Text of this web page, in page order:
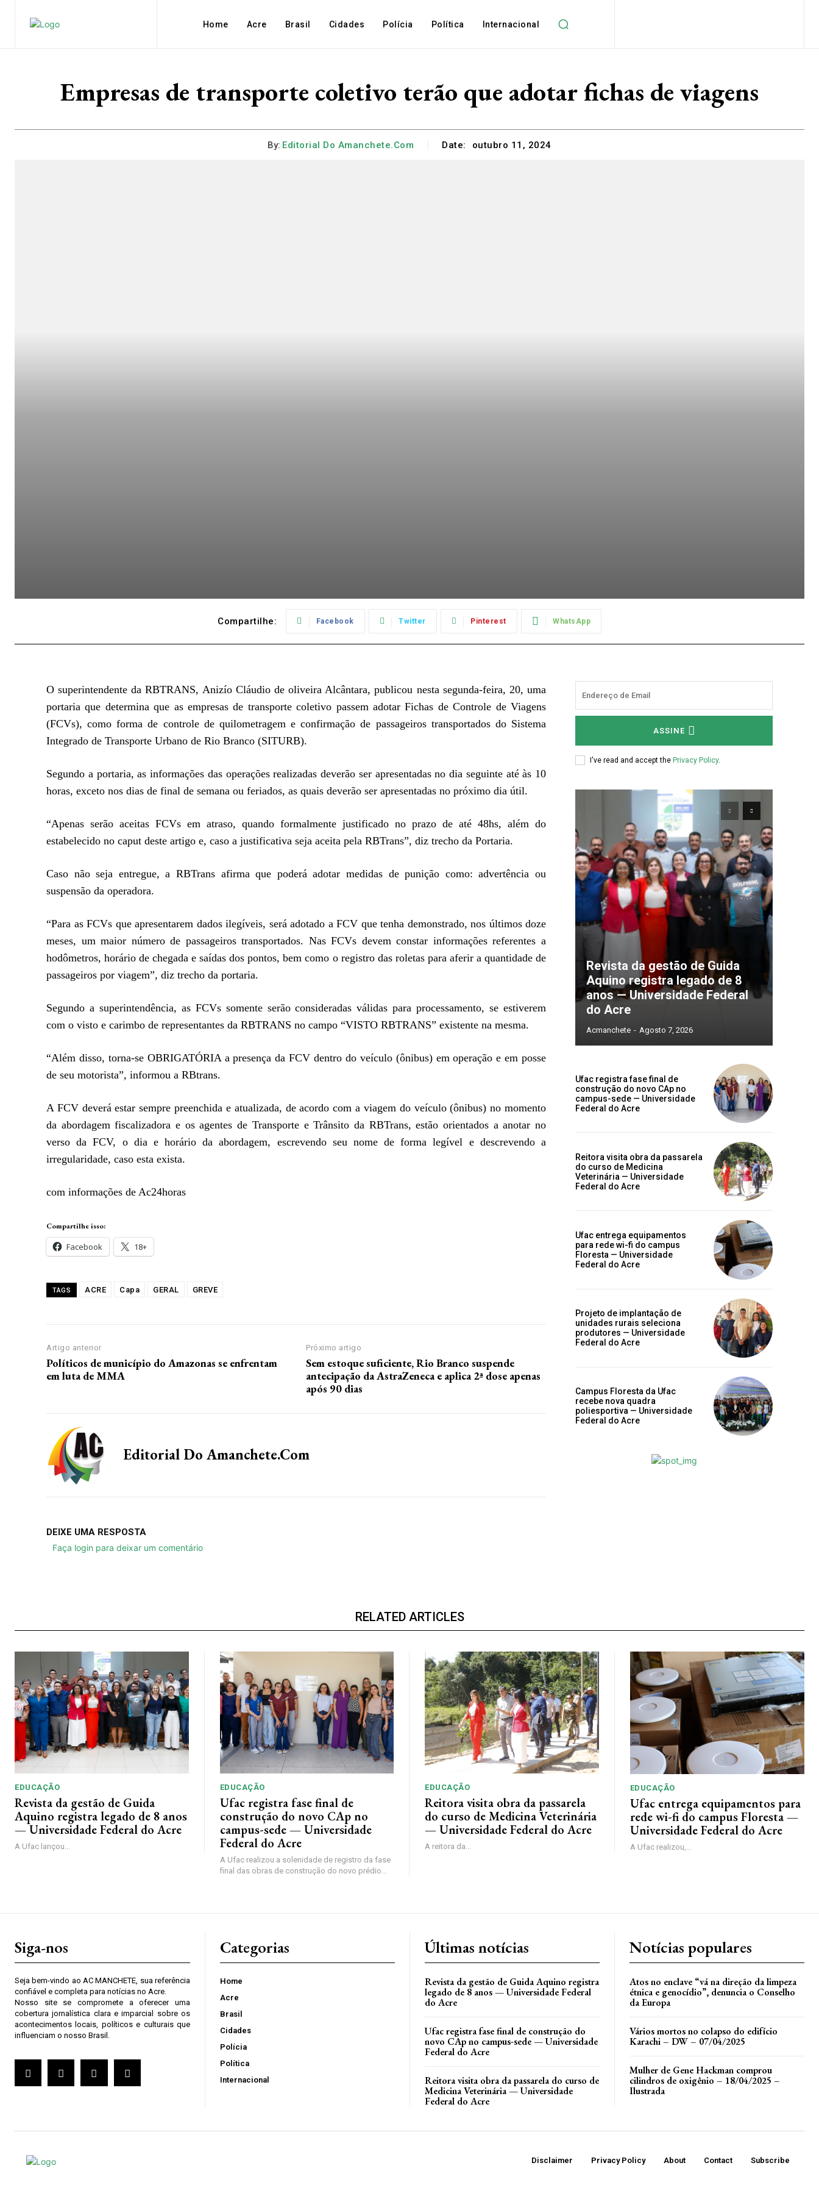
Home Acre Brasil Cidades Polícia Política Internacional
Empresas de transporte coletivo terão que adotar fichas de viagens
By: Editorial Do Amanchete.com Date: outubro 11, 2024
Compartilhe: Facebook Twitter Pinterest WhatsApp
O superintendente da RBTRANS, Anizío Cláudio de oliveira Alcântara, publicou nesta segunda-feira, 20, uma
portaria que determina que as empresas de transporte coletivo passem adotar Fichas de Controle de Viagens
(FCVs), como forma de controle de quilometragem e confirmação de passageiros transportados do Sistema
Integrado de Transporte Urbano de Rio Branco (SITURB).
Segundo a portaria, as informações das operações realizadas deverão ser apresentadas no dia seguinte até às 10
horas, exceto nos dias de final de semana ou feriados, as quais deverão ser apresentadas no próximo dia útil.
“Apenas serão aceitas FCVs em atraso, quando formalmente justificado no prazo de até 48hs, além do
estabelecido no caput deste artigo e, caso a justificativa seja aceita pela RBTrans”, diz trecho da Portaria.
Caso não seja entregue, a RBTrans afirma que poderá adotar medidas de punição como: advertência ou
suspensão da operadora.
“Para as FCVs que apresentarem dados ilegíveis, será adotado a FCV que tenha demonstrado, nos últimos doze
meses, um maior número de passageiros transportados. Nas FCVs devem constar informações referentes a
hodômetros, horário de chegada e saídas dos pontos, bem como o registro das roletas para aferir a quantidade de
passageiros por viagem”, diz trecho da portaria.
Segundo a superintendência, as FCVs somente serão consideradas válidas para processamento, se estiverem
com o visto e carimbo de representantes da RBTRANS no campo “VISTO RBTRANS” existente na mesma.
“Além disso, torna-se OBRIGATÓRIA a presença da FCV dentro do veículo (ônibus) em operação e em posse
de seu motorista”, informou a RBtrans.
A FCV deverá estar sempre preenchida e atualizada, de acordo com a viagem do veículo (ônibus) no momento
da abordagem fiscalizadora e os agentes de Transporte e Trânsito da RBTrans, estão orientados a anotar no
verso da FCV, o dia e horário da abordagem, escrevendo seu nome de forma legível e descrevendo a
irregularidade, caso esta exista.
com informações de Ac24horas
Compartilhe isso:
Facebook 18+
TAGS ACRE Capa GERAL GREVE
Artigo anterior
Políticos de município do Amazonas se enfrentam
em luta de MMA
Próximo artigo
Sem estoque suficiente, Rio Branco suspende
antecipação da AstraZeneca e aplica 2ª dose apenas
após 90 dias
Editorial Do Amanchete.com
DEIXE UMA RESPOSTA
Faça login para deixar um comentário
ASSINE
I've read and accept the Privacy Policy.
Revista da gestão de Guida
Aquino registra legado de 8
anos — Universidade Federal
do Acre
Acmanchete - Agosto 7, 2026
Ufac registra fase final de
construção do novo CAp no
campus-sede — Universidade
Federal do Acre
Reitora visita obra da passarela
do curso de Medicina
Veterinária — Universidade
Federal do Acre
Ufac entrega equipamentos
para rede wi-fi do campus
Floresta — Universidade
Federal do Acre
Projeto de implantação de
unidades rurais seleciona
produtores — Universidade
Federal do Acre
Campus Floresta da Ufac
recebe nova quadra
poliesportiva — Universidade
Federal do Acre
RELATED ARTICLES
EDUCAÇÃO
Revista da gestão de Guida
Aquino registra legado de 8 anos
— Universidade Federal do Acre
A Ufac lançou...
EDUCAÇÃO
Ufac registra fase final de
construção do novo CAp no
campus-sede — Universidade
Federal do Acre
A Ufac realizou a solenidade de registro da fase
final das obras de construção do novo prédio...
EDUCAÇÃO
Reitora visita obra da passarela
do curso de Medicina Veterinária
— Universidade Federal do Acre
A reitora da...
EDUCAÇÃO
Ufac entrega equipamentos para
rede wi-fi do campus Floresta —
Universidade Federal do Acre
A Ufac realizou,...
Siga-nos
Seja bem-vindo ao AC MANCHETE, sua referência
confiável e completa para notícias no Acre.
Nosso site se compromete a oferecer uma
cobertura jornalística clara e imparcial sobre os
acontecimentos locais, políticos e culturais que
influenciam o nosso Brasil.
Categorias
Home
Acre
Brasil
Cidades
Polícia
Política
Internacional
Últimas notícias
Revista da gestão de Guida Aquino registra
legado de 8 anos — Universidade Federal
do Acre
Ufac registra fase final de construção do
novo CAp no campus-sede — Universidade
Federal do Acre
Reitora visita obra da passarela do curso de
Medicina Veterinária — Universidade
Federal do Acre
Notícias populares
Atos no enclave “vá na direção da limpeza
étnica e genocídio”, denuncia o Conselho
da Europa
Vários mortos no colapso do edifício
Karachi – DW – 07/04/2025
Mulher de Gene Hackman comprou
cilindros de oxigênio – 18/04/2025 –
Ilustrada
Disclaimer Privacy Policy About Contact Subscribe